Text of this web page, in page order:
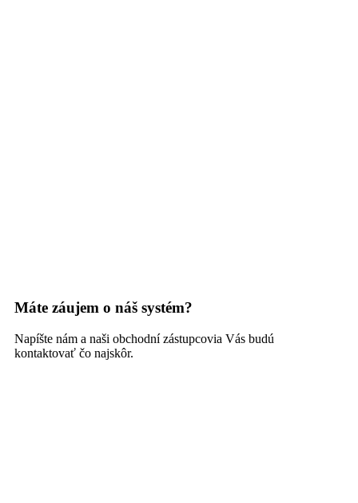
Máte záujem o náš systém?
Napíšte nám a naši obchodní zástupcovia Vás budú
kontaktovať čo najskôr.